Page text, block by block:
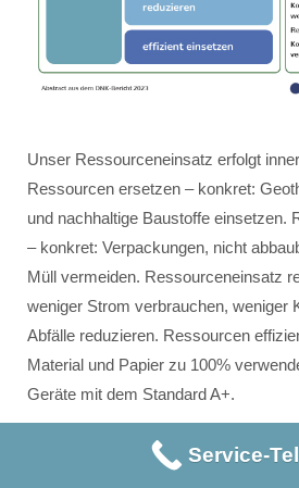
Unser Ressourceneinsatz erfolgt
Ressourcen ersetzen – konkret:
und nachhaltige Baustoffe einsetzen.
– konkret: Verpackungen, nicht
Müll vermeiden. Ressourceneinsatz
weniger Strom verbrauchen, weniger
Abfälle reduzieren. Ressourcen
Material und Papier zu 100%
Geräte mit dem Standard A+.
Service-